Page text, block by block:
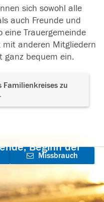
sich sowohl alle
auch Freunde und
Trauergemeinde
anderen Mitgliedern
ganz bequem ein.
Familienkreises zu
Beginn der
Missbrauch